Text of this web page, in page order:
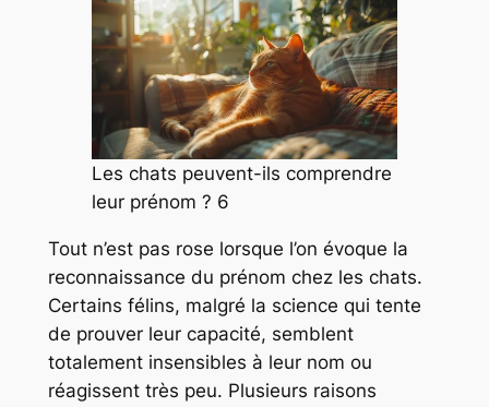
Les chats peuvent-ils comprendre
leur prénom ? 6
Tout n’est pas rose lorsque l’on évoque la
reconnaissance du prénom chez les chats.
Certains félins, malgré la science qui tente
de prouver leur capacité, semblent
totalement insensibles à leur nom ou
réagissent très peu. Plusieurs raisons